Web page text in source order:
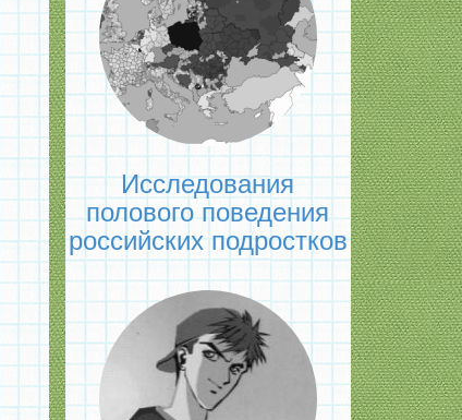
Исследования
полового поведения
российских подростков